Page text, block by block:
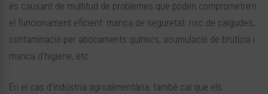
és causant de multitud de problemes que poden comprometre’n
el funcionament eficient: manca de seguretat: risc de caigudes,
contaminació per abocaments químics, acumulació de brutícia i
manca d’higiene, etc..
En el cas d’indústria agroalimentària, també cal que els